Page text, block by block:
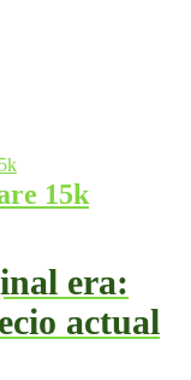
15k
era:
actual